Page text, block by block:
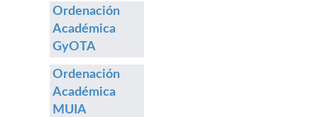
Ordenación
Académica
GyOTA
Ordenación
Académica
MUIA